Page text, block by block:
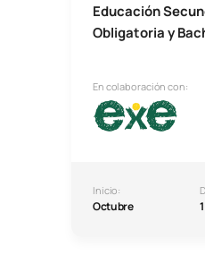
Educación
Obligatoria y
En colaboración con:
Inicio:
Octubre